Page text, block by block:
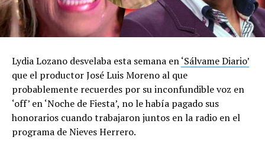
Lydia Lozano desvelaba esta semana en‘Sálvame Diario’
que el productor José Luis Moreno al que
probablemente recuerdes por su inconfundible voz en
‘off’ en ‘Noche de Fiesta’, no le había pagado sus
honorarios cuando trabajaron juntos en la radio en el
programa de Nieves Herrero.